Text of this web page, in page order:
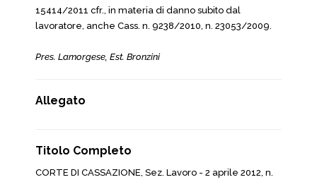
15414/2011 cfr., in materia di danno subito dal
lavoratore, anche Cass. n. 9238/2010, n. 23053/2009.
Pres. Lamorgese, Est. Bronzini
Allegato
Titolo Completo
CORTE DI CASSAZIONE, Sez. Lavoro - 2 aprile 2012, n.